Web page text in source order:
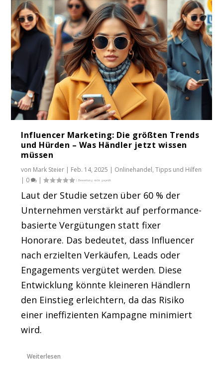
Influencer Marketing: Die größten Trends
und Hürden – Was Händler jetzt wissen
müssen
von Mark Steier | Feb. 14, 2025 | Onlinehandel,Tipps und Hilfen
| 0 |
Laut der Studie setzen über 60 % der
Unternehmen verstärkt auf performance-
basierte Vergütungen statt fixer
Honorare. Das bedeutet, dass Influencer
nach erzielten Verkäufen, Leads oder
Engagements vergütet werden. Diese
Entwicklung könnte kleineren Händlern
den Einstieg erleichtern, da das Risiko
einer ineffizienten Kampagne minimiert
wird.
Weiterlesen